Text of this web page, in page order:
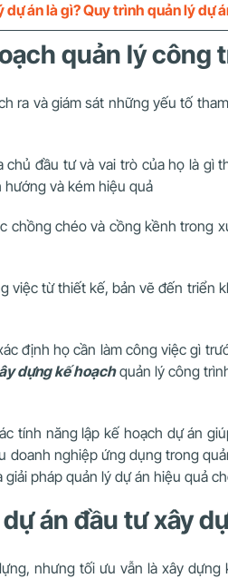
dự án là gì? Quy trình quản lý dự
quản lý công
ra và giám sát những yếu tố
đầu tư và vai trò của họ là
và kém hiệu quả
chồng chéo và cồng kềnh
từ thiết kế, bản vẽ đến triển
định họ cần làm công việc gì
dựng kế hoạchquản lý công
tính năng lập kế hoạch dự án
doanh nghiệp ứng dụng trong
pháp quản lý dự án hiệu quả
án đầu tư xây
nhưng tối ưu vẫn là xây